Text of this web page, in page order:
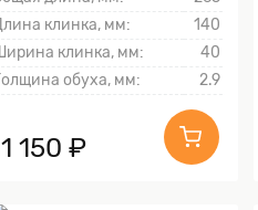
клинка, мм:
140
клинка, мм:
40
обуха, мм:
2.9
150 ₽